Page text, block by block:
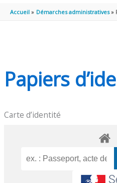
Accueil Démarches administratives
Papiers
Carte d’identité